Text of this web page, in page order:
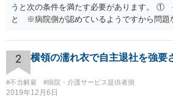
うと次の条件を満たす必要があります。 ①
と ※病院側が認めているようですから問
術のミスの「せいで」マスクが外せなくな
ければならなくなった「せいで」休業損
を外せなくなった「せいで」経済的に評価
したこと 「せいで」と強調した点が，内藤先
因果関係」です。 手術のミスと関係のない
2 横領の濡れ衣で自主退社を強要
#不当解雇 #病院・介護サービス提供者側
2019年12月6日